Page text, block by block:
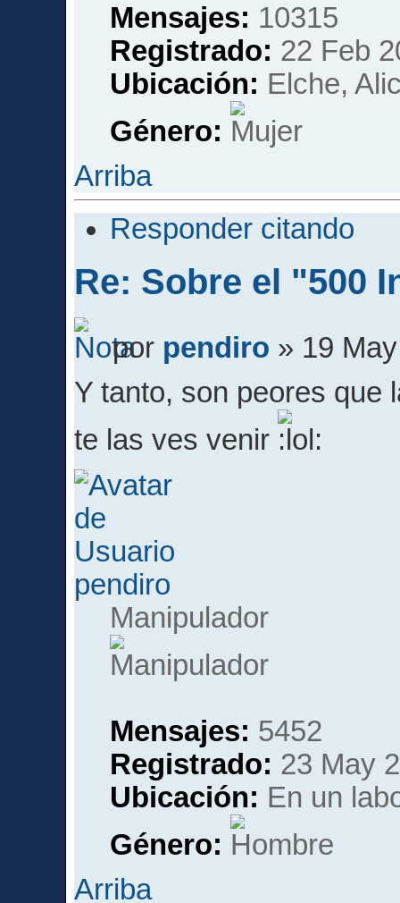
Mensajes: 10315
Registrado: 22 Feb
Ubicación: Elche,
Género:
Arriba
Responder citando
Re: Sobre el "500
por pendiro » 19
Y tanto, son peores que
te las ves venir
pendiro
Manipulador
Mensajes: 5452
Registrado: 23 May
Ubicación: En un
Género:
Arriba